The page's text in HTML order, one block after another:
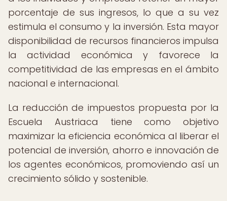
porcentaje de sus ingresos, lo que a su vez
estimula el consumo y la inversión. Esta mayor
disponibilidad de recursos financieros impulsa
la actividad económica y favorece la
competitividad de las empresas en el ámbito
nacional e internacional.
La reducción de impuestos propuesta por la
Escuela Austriaca tiene como objetivo
maximizar la eficiencia económica al liberar el
potencial de inversión, ahorro e innovación de
los agentes económicos, promoviendo así un
crecimiento sólido y sostenible.